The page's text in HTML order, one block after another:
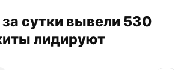
сутки вывели 530
лидируют